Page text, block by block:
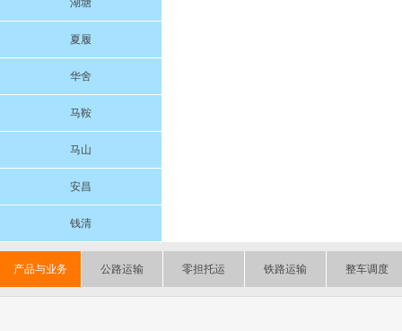
湖塘
夏履
华舍
马鞍
马山
安昌
钱清
产品与业务 公路运输 零担托运 铁路运输 整车调度